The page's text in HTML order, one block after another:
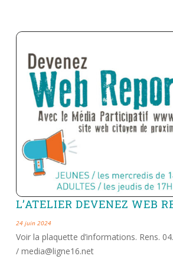
L’ATELIER DEVENEZ WEB
24 juin 2024
Voir la plaquette d’informations. Rens.
/ media@ligne16.net